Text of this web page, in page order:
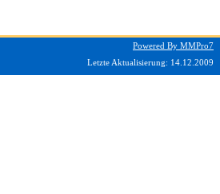
Powered By MMPro7
Letzte Aktualisierung: 14.12.2009